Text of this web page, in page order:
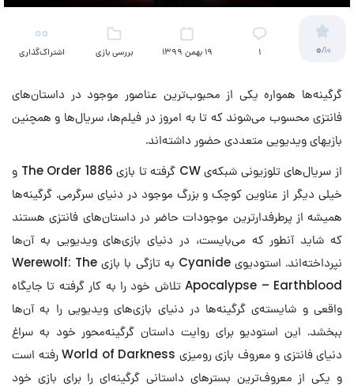
0/10 ۱ 19 بهمن 1399 بررسی بازی اشتراک‌گذاری
گرگینه‌ها همواره یکی از محبوب‌ترین عناصور موجود در داستان‌های
فانتزی محسوب می‌شوند که تا به امروز در فیلم‌ها، سریال‌ها و همچنین
بازیهای ویدیویی متعددی حضور داشته‌اند.
از سریال‌های تلوزیونی شبکه‌ی CW گرفته تا بازی The Order 1886 و
خیلی دیگر از عناوین کوچک و بزرگ موجود در دنیای سرگرمی. گرگینه‌ها
همیشه از پرطرفدارترین موجودات حاضر در داستان‌های فانتزی هستند
که شاید آنطور که می‌بایست، در دنیای بازی‌های ویدیویی به آن‌ها
نپرداخته‌اند. استودیوی Cyanide به تازگی با بازی Werewolf: The
Apocalypse – Earthblood تلاش خود را به کار گرفته تا جایگاه
واقعی و شایسته‌ی گرگینه‌ها در دنیای بازی‌های ویدیویی را به آن‌ها
ببخشد. این استودیو برای روایت داستان گرگینه‌محور خود به سراغ
دنیای فانتزی و معروف بازی رومیزی World of Darkness رفته است
و یکی از معروف‌ترین بسترهای داستانی گرگینه‌ای را برای بازی خود